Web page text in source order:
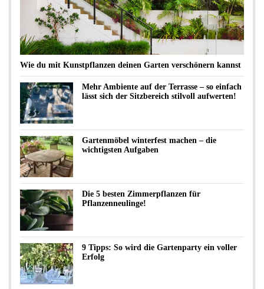
Wie du mit Kunstpflanzen deinen Garten verschönern kannst
Mehr Ambiente auf der Terrasse – so einfach
lässt sich der Sitzbereich stilvoll aufwerten!
Gartenmöbel winterfest machen – die
wichtigsten Aufgaben
Die 5 besten Zimmerpflanzen für
Pflanzenneulinge!
9 Tipps: So wird die Gartenparty ein voller
Erfolg